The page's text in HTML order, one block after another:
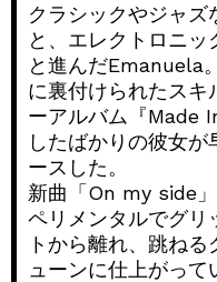
クラシックやジャズ
と、エレクトロニ
と進んだEmanuela
に裏付けられたスキ
ーアルバム『Made
したばかりの彼女が
ースした。
新曲「On my side
ペリメンタルでグリ
トから離れ、跳ね
ューンに仕上がって